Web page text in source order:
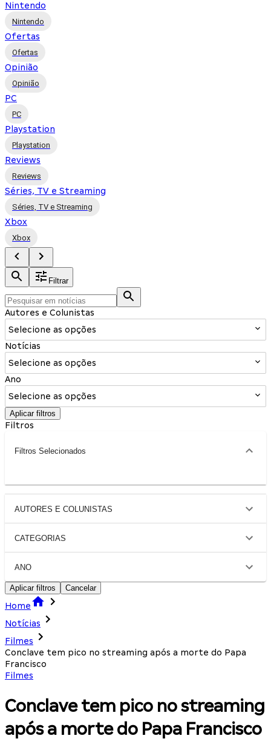
Nintendo
Nintendo
Ofertas
Ofertas
Opinião
Opinião
PC
PC
Playstation
Playstation
Reviews
Reviews
Séries, TV e Streaming
Séries, TV e Streaming
Xbox
Xbox
Filtrar
Autores e Colunistas
Selecione as opções
Notícias
Selecione as opções
Ano
Selecione as opções
Aplicar filtros
Filtros
Filtros Selecionados
AUTORES E COLUNISTAS
CATEGORIAS
ANO
Aplicar filtros Cancelar
Home
Notícias
Filmes
Conclave tem pico no streaming após a morte do Papa
Francisco
Filmes
Conclave tem pico no streaming
após a morte do Papa Francisco